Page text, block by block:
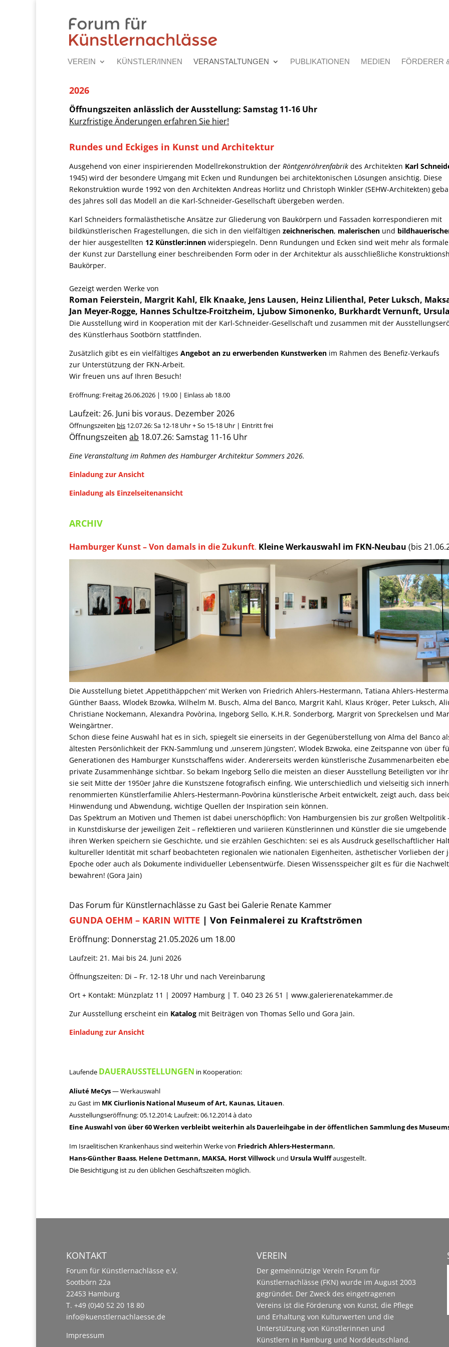
VEREIN KÜNSTLER/INNEN VERANSTALTUNGEN PUBLIKATIONEN MEDIEN FÖRDERER
2026
Öffnungszeiten anlässlich der Ausstellung: Samstag 11-16 Uhr
Kurzfristige Änderungen erfahren Sie hier!
Rundes und Eckiges in Kunst und Architektur
Ausgehend von einer inspirierenden Modellrekonstruktion der Röntgenröhrenfabrik des Architekten Karl
1945) wird der besondere Umgang mit Ecken und Rundungen bei architektonischen Lösungen ansichtig. Diese
Rekonstruktion wurde 1992 von den Architekten Andreas Horlitz und Christoph Winkler (SEHW-Architekten)
des Jahres soll das Modell an die Karl-Schneider-Gesellschaft übergeben werden.
Karl Schneiders formalästhetische Ansätze zur Gliederung von Baukörpern und Fassaden korrespondieren mit
bildkünstlerischen Fragestellungen, die sich in den vielfältigen zeichnerischen, malerischen und
der hier ausgestellten 12 Künstler:innen widerspiegeln. Denn Rundungen und Ecken sind weit mehr als
der Kunst zur Darstellung einer beschreibenden Form oder in der Architektur als ausschließliche
Baukörper.
Gezeigt werden Werke von
Roman Feierstein, Margrit Kahl, Elk Knaake, Jens Lausen, Heinz Lilienthal, Peter Luksch,
Jan Meyer-Rogge, Hannes Schultze-Froitzheim, Ljubow Simonenko, Burkhardt Vernunft,
Die Ausstellung wird in Kooperation mit der Karl-Schneider-Gesellschaft und zusammen mit der
des Künstlerhaus Sootbörn stattfinden.
Zusätzlich gibt es ein vielfältiges Angebot an zu erwerbenden Kunstwerken im Rahmen des Benefiz-Verkaufs
zur Unterstützung der FKN-Arbeit.
Wir freuen uns auf Ihren Besuch!
Eröffnung: Freitag 26.06.2026 | 19.00 | Einlass ab 18.00
Laufzeit: 26. Juni bis voraus. Dezember 2026
Öffnungszeiten bis 12.07.26: Sa 12-18 Uhr + So 15-18 Uhr | Eintritt frei
Öffnungszeiten ab 18.07.26: Samstag 11-16 Uhr
Eine Veranstaltung im Rahmen des Hamburger Architektur Sommers 2026.
Einladung zur Ansicht
Einladung als Einzelseitenansicht
ARCHIV
Hamburger Kunst – Von damals in die Zukunft. Kleine Werkauswahl im FKN-Neubau (bis
Die Ausstellung bietet ‚Appetithäppchen‘ mit Werken von Friedrich Ahlers-Hestermann, Tatiana Ahlers-
Günther Baass, Wlodek Bzowka, Wilhelm M. Busch, Alma del Banco, Margrit Kahl, Klaus Kröger, Peter Luksch,
Christiane Nockemann, Alexandra Povòrina, Ingeborg Sello, K.H.R. Sonderborg, Margrit von Spreckelsen und
Weingärtner.
Schon diese feine Auswahl hat es in sich, spiegelt sie einerseits in der Gegenüberstellung von Alma del Banco
ältesten Persönlichkeit der FKN-Sammlung und ‚unserem Jüngsten‘, Wlodek Bzwoka, eine Zeitspanne von über
Generationen des Hamburger Kunstschaffens wider. Andererseits werden künstlerische Zusammenarbeiten
private Zusammenhänge sichtbar. So bekam Ingeborg Sello die meisten an dieser Ausstellung Beteiligten vor
sie seit Mitte der 1950er Jahre die Kunstszene fotografisch einfing. Wie unterschiedlich und vielseitig sich
renommierten Künstlerfamilie Ahlers-Hestermann-Povòrina künstlerische Arbeit entwickelt, zeigt auch, dass
Hinwendung und Abwendung, wichtige Quellen der Inspiration sein können.
Das Spektrum an Motiven und Themen ist dabei unerschöpflich: Von Hamburgensien bis zur großen Weltpolitik
in Kunstdiskurse der jeweiligen Zeit – reflektieren und variieren Künstlerinnen und Künstler die sie
ihren Werken speichern sie Geschichte, und sie erzählen Geschichten: sei es als Ausdruck gesellschaftlicher
kultureller Identität mit scharf beobachteten regionalen wie nationalen Eigenheiten, ästhetischer Vorlieben der
Epoche oder auch als Dokumente individueller Lebensentwürfe. Diesen Wissensspeicher gilt es für die
bewahren! (Gora Jain)
Das Forum für Künstlernachlässe zu Gast bei Galerie Renate Kammer
GUNDA OEHM – KARIN WITTE | Von Feinmalerei zu Kraftströmen
Eröffnung: Donnerstag 21.05.2026 um 18.00
Laufzeit: 21. Mai bis 24. Juni 2026
Öffnungszeiten: Di – Fr. 12-18 Uhr und nach Vereinbarung
Ort + Kontakt: Münzplatz 11 | 20097 Hamburg | T. 040 23 26 51 | www.galerierenatekammer.de
Zur Ausstellung erscheint ein Katalog mit Beiträgen von Thomas Sello und Gora Jain.
Einladung zur Ansicht
Laufende DAUERAUSSTELLUNGEN in Kooperation:
Aliuté Me¢ys— Werkauswahl
zu Gast im MK Ciurlionis National Museum of Art, Kaunas, Litauen.
Ausstellungseröffnung: 05.12.2014; Laufzeit: 06.12.2014 à dato
Eine Auswahl von über 60 Werken verbleibt weiterhin als Dauerleihgabe in der öffentlichen Sammlung des
Im Israelitischen Krankenhaus sind weiterhin Werke von Friedrich Ahlers-Hestermann,
Hans-Günther Baass, Helene Dettmann, MAKSA, Horst Villwock und Ursula Wulffausgestellt.
Die Besichtigung ist zu den üblichen Geschäftszeiten möglich.
KONTAKT
Forum für Künstlernachlässe e.V.
Sootbörn 22a
22453 Hamburg
T. +49 (0)40 52 20 18 80
info@kuenstlernachlaesse.de
Impressum
VEREIN
Der gemeinnützige Verein Forum für
Künstlernachlässe (FKN) wurde im August 2003
gegründet. Der Zweck des eingetragenen
Vereins ist die Förderung von Kunst, die Pflege
und Erhaltung von Kulturwerten und die
Unterstützung von Künstlerinnen und
Künstlern in Hamburg und Norddeutschland.